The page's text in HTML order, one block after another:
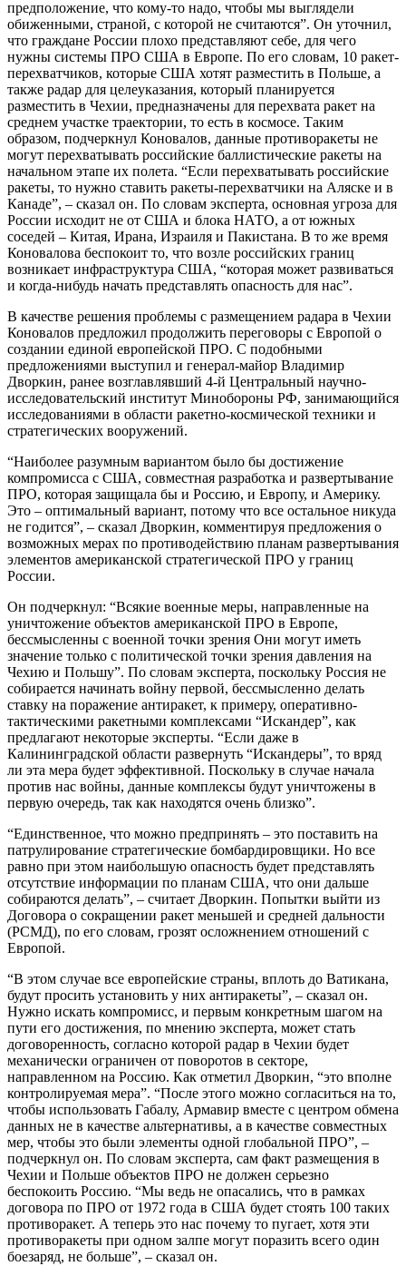
предположение, что кому-то надо, чтобы мы выглядели
обиженными, страной, с которой не считаются”. Он уточнил,
что граждане России плохо представляют себе, для чего
нужны системы ПРО США в Европе. По его словам, 10 ракет-
перехватчиков, которые США хотят разместить в Польше, а
также радар для целеуказания, который планируется
разместить в Чехии, предназначены для перехвата ракет на
среднем участке траектории, то есть в космосе. Таким
образом, подчеркнул Коновалов, данные противоракеты не
могут перехватывать российские баллистические ракеты на
начальном этапе их полета. “Если перехватывать российские
ракеты, то нужно ставить ракеты-перехватчики на Аляске и в
Канаде”, – сказал он. По словам эксперта, основная угроза для
России исходит не от США и блока НАТО, а от южных
соседей – Китая, Ирана, Израиля и Пакистана. В то же время
Коновалова беспокоит то, что возле российских границ
возникает инфраструктура США, “которая может развиваться
и когда-нибудь начать представлять опасность для нас”.
В качестве решения проблемы с размещением радара в Чехии
Коновалов предложил продолжить переговоры с Европой о
создании единой европейской ПРО. С подобными
предложениями выступил и генерал-майор Владимир
Дворкин, ранее возглавлявший 4-й Центральный научно-
исследовательский институт Минобороны РФ, занимающийся
исследованиями в области ракетно-космической техники и
стратегических вооружений.
“Наиболее разумным вариантом было бы достижение
компромисса с США, совместная разработка и развертывание
ПРО, которая защищала бы и Россию, и Европу, и Америку.
Это – оптимальный вариант, потому что все остальное никуда
не годится”, – сказал Дворкин, комментируя предложения о
возможных мерах по противодействию планам развертывания
элементов американской стратегической ПРО у границ
России.
Он подчеркнул: “Всякие военные меры, направленные на
уничтожение объектов американской ПРО в Европе,
бессмысленны с военной точки зрения Они могут иметь
значение только с политической точки зрения давления на
Чехию и Польшу”. По словам эксперта, поскольку Россия не
собирается начинать войну первой, бессмысленно делать
ставку на поражение антиракет, к примеру, оперативно-
тактическими ракетными комплексами “Искандер”, как
предлагают некоторые эксперты. “Если даже в
Калининградской области развернуть “Искандеры”, то вряд
ли эта мера будет эффективной. Поскольку в случае начала
против нас войны, данные комплексы будут уничтожены в
первую очередь, так как находятся очень близко”.
“Единственное, что можно предпринять – это поставить на
патрулирование стратегические бомбардировщики. Но все
равно при этом наибольшую опасность будет представлять
отсутствие информации по планам США, что они дальше
собираются делать”, – считает Дворкин. Попытки выйти из
Договора о сокращении ракет меньшей и средней дальности
(РСМД), по его словам, грозят осложнением отношений с
Европой.
“В этом случае все европейские страны, вплоть до Ватикана,
будут просить установить у них антиракеты”, – сказал он.
Нужно искать компромисс, и первым конкретным шагом на
пути его достижения, по мнению эксперта, может стать
договоренность, согласно которой радар в Чехии будет
механически ограничен от поворотов в секторе,
направленном на Россию. Как отметил Дворкин, “это вполне
контролируемая мера”. “После этого можно согласиться на то,
чтобы использовать Габалу, Армавир вместе с центром обмена
данных не в качестве альтернативы, а в качестве совместных
мер, чтобы это были элементы одной глобальной ПРО”, –
подчеркнул он. По словам эксперта, сам факт размещения в
Чехии и Польше объектов ПРО не должен серьезно
беспокоить Россию. “Мы ведь не опасались, что в рамках
договора по ПРО от 1972 года в США будет стоять 100 таких
противоракет. А теперь это нас почему то пугает, хотя эти
противоракеты при одном залпе могут поразить всего один
боезаряд, не больше”, – сказал он.